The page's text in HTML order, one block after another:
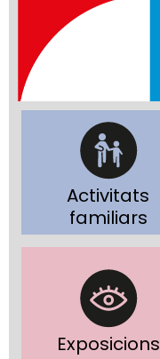
Activitats
familiars
Exposicions